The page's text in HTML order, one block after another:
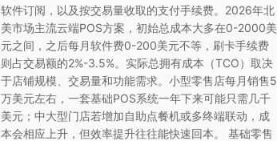
软件订阅，以及按交易量收取的支付手续费。2026年北
美市场主流云端POS方案，初始总成本大多在0-2000美
元之间，之后每月软件费0-200美元不等，刷卡手续费
则占交易额的2%-3.5%。实际总拥有成本（TCO）取决
于店铺规模、交易量和功能需求。小型零售店每月销售5
万美元左右，一套基础POS系统一年下来可能只需几千
美元；中大型门店若增加自助点餐机或多终端联动，成
本会相应上升，但效率提升往往能快速回本。 基础零售